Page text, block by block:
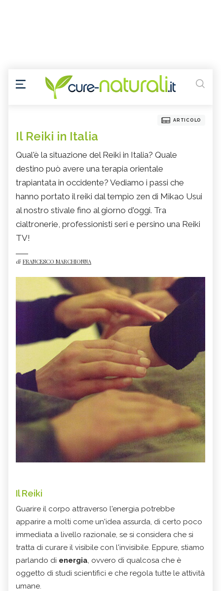
ARTICOLO
Il Reiki in Italia
Qual'è la situazione del Reiki in Italia? Quale
destino può avere una terapia orientale
trapiantata in occidente? Vediamo i passi che
hanno portato il reiki dal tempio zen di Mikao Usui
al nostro stivale fino al giorno d'oggi. Tra
cialtronerie, professionisti seri e persino una Reiki
TV!
di FRANCESCO MARCHIONNA
Il Reiki
Guarire il corpo attraverso l'energia potrebbe
apparire a molti come un'idea assurda, di certo poco
immediata a livello razionale, se si considera che si
tratta di curare il visibile con l'invisibile. Eppure, stiamo
parlando di energia, ovvero di qualcosa che è
oggetto di studi scientifici e che regola tutte le attività
umane.